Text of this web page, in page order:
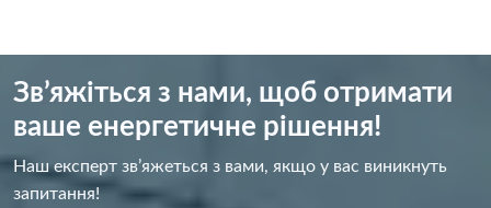
Зв’яжіться з нами, щоб отримати
ваше енергетичне рішення!
Наш експерт зв’яжеться з вами, якщо у вас виникнуть
запитання!